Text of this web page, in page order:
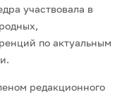
участвовала в
по актуальным
редакционного